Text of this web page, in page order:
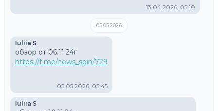
13.04.2026, 05:10
05.05.2026
Iuliia S
https://t.me/news_spin/729
05.05.2026, 05:45
Iuliia S